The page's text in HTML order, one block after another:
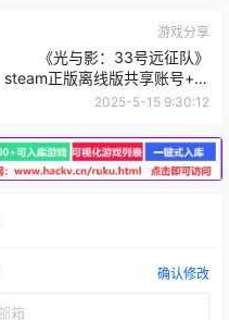
游戏分享
《光与影：33号远征队》
steam正版离线版共享账号+激
活入库游玩
2025-5-15 9:30:12
确认修改